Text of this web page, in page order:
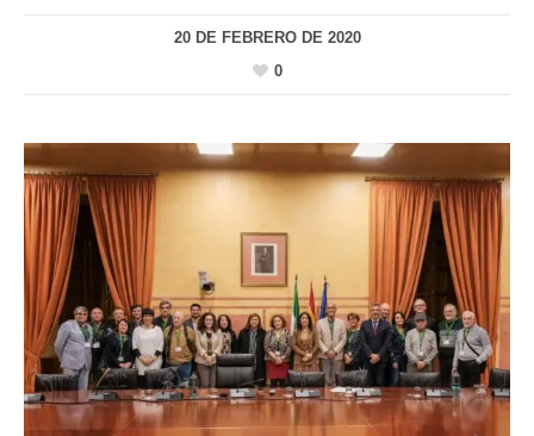
20 DE FEBRERO DE 2020
0